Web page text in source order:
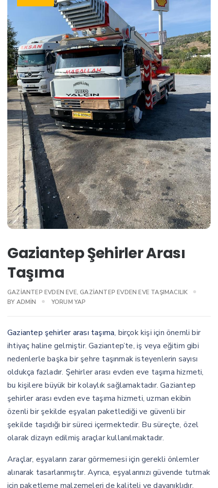
Gaziantep Şehirler Arası
Taşıma
GAZIANTEP EVDEN EVE,GAZIANTEP EVDEN EVE TAŞIMACILIK
BY ADMIN YORUM YAP
Gaziantep şehirler arası taşıma, birçok kişi için önemli bir
ihtiyaç haline gelmiştir. Gaziantep’te, iş veya eğitim gibi
nedenlerle başka bir şehre taşınmak isteyenlerin sayısı
oldukça fazladır. Şehirler arası evden eve taşıma hizmeti,
bu kişilere büyük bir kolaylık sağlamaktadır. Gaziantep
şehirler arası evden eve taşıma hizmeti, uzman ekibin
özenli bir şekilde eşyaları paketlediği ve güvenli bir
şekilde taşıdığı bir süreci içermektedir. Bu süreçte, özel
olarak dizayn edilmiş araçlar kullanılmaktadır.
Araçlar, eşyaların zarar görmemesi için gerekli önlemler
alınarak tasarlanmıştır. Ayrıca, eşyalarınızı güvende tutmak
için paketleme malzemeleri de kaliteli ve dayanıklıdır.